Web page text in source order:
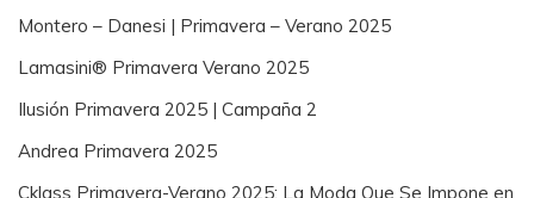
Montero – Danesi | Primavera – Verano 2025
Lamasini® Primavera Verano 2025
Ilusión Primavera 2025 | Campaña 2
Andrea Primavera 2025
Cklass Primavera-Verano 2025: La Moda Que Se Impone en